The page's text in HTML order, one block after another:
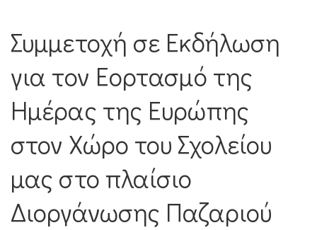
Συμμετοχή σε Εκδήλωση
για τον Εορτασμό της
Ημέρας της Ευρώπης
στον Χώρο του Σχολείου
μας στο πλαίσιο
Διοργάνωσης Παζαριού